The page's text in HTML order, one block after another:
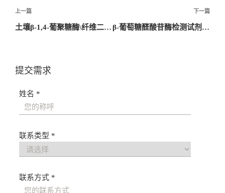
文
章
上一篇
土壤β-1,4-葡聚糖酶\纤维二糖苷酶检测试剂盒 可见分光光度法
下一篇
β-葡萄糖醛酸苷酶检测试剂盒 可见分光光度法
提交需求
姓名 *
联系类型 *
联系方式 *